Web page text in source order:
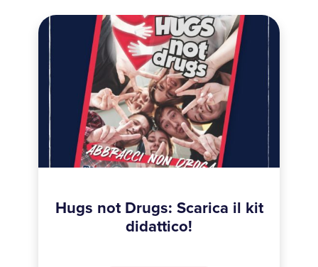
Hugs not Drugs: Scarica il kit
didattico!